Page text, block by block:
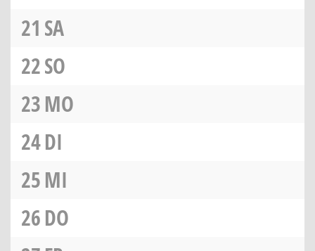
21 SA
22SO
23MO
24DI
25MI
26DO